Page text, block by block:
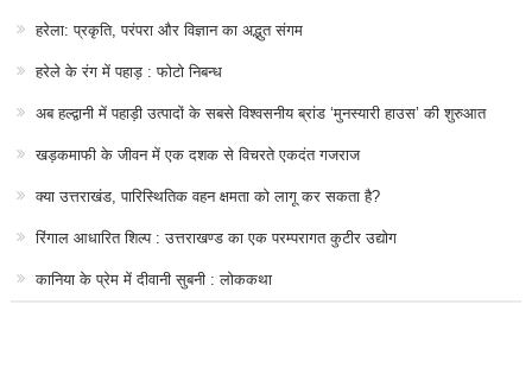
हरेला: प्रकृति, परंपरा और विज्ञान का अद्भुत संगम
हरेले के रंग में पहाड़ : फोटो निबन्ध
अब हल्द्वानी में पहाड़ी उत्पादों के सबसे विश्वसनीय ब्रांड ‘मुनस्यारी हाउस’ की शुरुआत
खड़कमाफी के जीवन में एक दशक से विचरते एकदंत गजराज
क्या उत्तराखंड, पारिस्थितिक वहन क्षमता को लागू कर सकता है?
रिंगाल आधारित शिल्प : उत्तराखण्ड का एक परम्परागत कुटीर उद्योग
कानिया के प्रेम में दीवानी सुबनी : लोककथा